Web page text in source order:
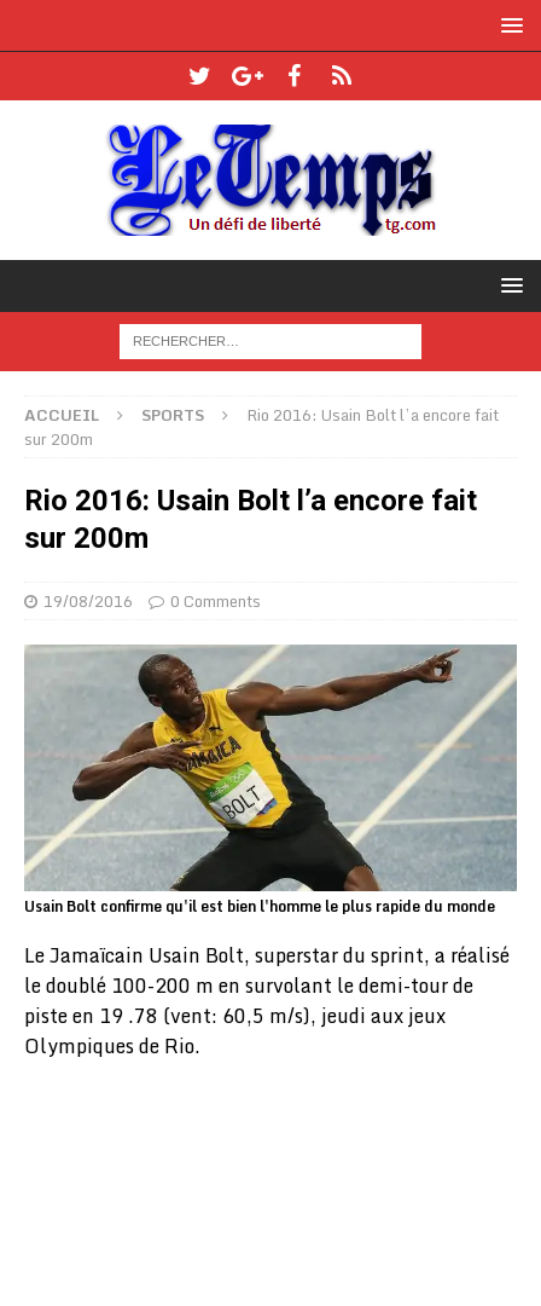
ACCUEIL SPORTS
Rio 2016: Usain Bolt l’a encore fait
sur 200m
Rio 2016: Usain Bolt l’a encore fait
sur 200m
19/08/2016 0 Comments
Usain Bolt confirme qu'il est bien l'homme le plus rapide du monde
Le Jamaïcain Usain Bolt, superstar du sprint, a réalisé
le doublé 100-200 m en survolant le demi-tour de
piste en 19 .78 (vent: 60,5 m/s), jeudi aux jeux
Olympiques de Rio.